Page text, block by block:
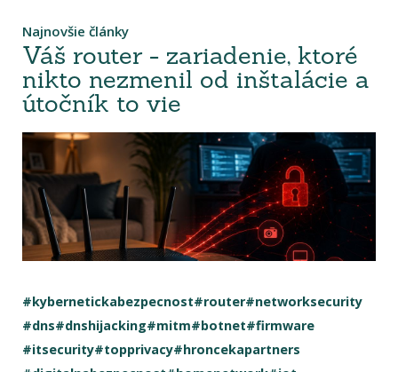
Najnovšie články
Váš router - zariadenie, ktoré
nikto nezmenil od inštalácie a
útočník to vie
#kybernetickabezpecnost#router#networksecurity
#dns#dnshijacking#mitm#botnet#firmware
#itsecurity#topprivacy#hroncekapartners